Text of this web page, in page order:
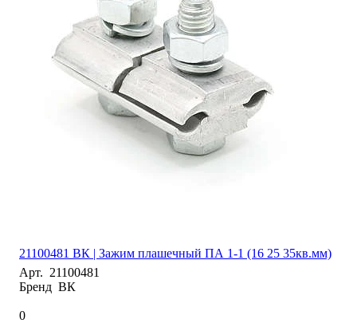
21100481 ВК | Зажим плашечный ПА 1-1 (16 25 35кв.мм)
Арт. 21100481
Бренд ВК
0